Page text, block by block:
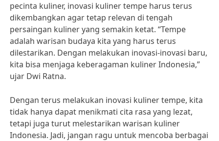
pecinta kuliner, inovasi kuliner tempe harus terus
dikembangkan agar tetap relevan di tengah
persaingan kuliner yang semakin ketat. “Tempe
adalah warisan budaya kita yang harus terus
dilestarikan. Dengan melakukan inovasi-inovasi baru,
kita bisa menjaga keberagaman kuliner Indonesia,”
ujar Dwi Ratna.
Dengan terus melakukan inovasi kuliner tempe, kita
tidak hanya dapat menikmati cita rasa yang lezat,
tetapi juga turut melestarikan warisan kuliner
Indonesia. Jadi, jangan ragu untuk mencoba berbagai